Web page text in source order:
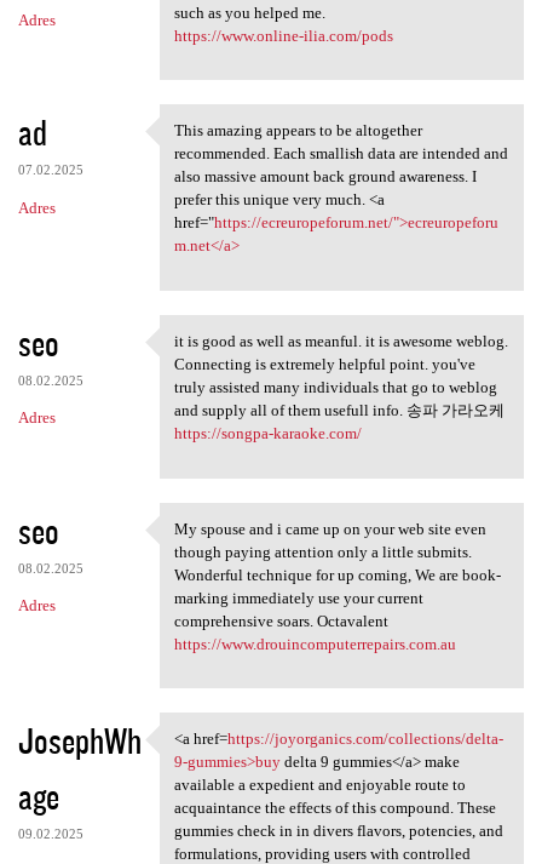
Adres
such as you helped me.
https://www.online-ilia.com/pods
ad
07.02.2025
Adres
This amazing appears to be
This amazing appears to be altogether
recommended. Each smallish data are intended and
also massive amount back ground awareness. I
prefer this unique very much. <a
href="https://ecreuropeforum.net/">ecreuropeforu
m.net</a>
seo
08.02.2025
Adres
it is good as well as meanful
it is good as well as meanful. it is awesome weblog.
Connecting is extremely helpful point. you've
truly assisted many individuals that go to weblog
and supply all of them usefull info. 송파 가라오케
https://songpa-karaoke.com/
seo
08.02.2025
Adres
My spouse and i came up on
My spouse and i came up on your web site even
though paying attention only a little submits.
Wonderful technique for up coming, We are book-
marking immediately use your current
comprehensive soars. Octavalent
https://www.drouincomputerrepairs.com.au
JosephWh
age
09.02.2025
<a href=https://joyorganics
<a href=https://joyorganics.com/collections/delta-
9-gummies>buydelta 9 gummies</a> make
available a expedient and enjoyable route to
acquaintance the effects of this compound. These
gummies check in in divers flavors, potencies, and
formulations, providing users with controlled